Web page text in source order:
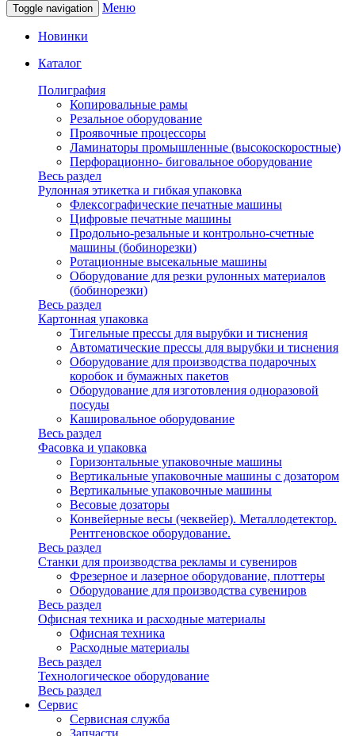
Toggle navigation Меню
Новинки
Каталог
Полиграфия
Копировальные рамы
Резальное оборудование
Проявочные процессоры
Ламинаторы промышленные (высокоскоростные)
Перфорационно- биговальное оборудование
Весь раздел
Рулонная этикетка и гибкая упаковка
Флексографические печатные машины
Цифровые печатные машины
Продольно-резальные и контрольно-счетные
машины (бобинорезки)
Ротационные высекальные машины
Оборудование для резки рулонных материалов
(бобинорезки)
Весь раздел
Картонная упаковка
Тигельные прессы для вырубки и тиснения
Автоматические прессы для вырубки и тиснения
Оборудование для производства подарочных
коробок и бумажных пакетов
Оборудование для изготовления одноразовой
посуды
Кашировальное оборудование
Весь раздел
Фасовка и упаковка
Горизонтальные упаковочные машины
Вертикальные упаковочные машины с дозатором
Вертикальные упаковочные машины
Весовые дозаторы
Конвейерные весы (чеквейер). Металлодетектор.
Рентгеновское оборудование.
Весь раздел
Станки для производства рекламы и сувениров
Фрезерное и лазерное оборудование, плоттеры
Оборудование для производства сувениров
Весь раздел
Офисная техника и расходные материалы
Офисная техника
Расходные материалы
Весь раздел
Технологическое оборудование
Весь раздел
Сервис
Сервисная служба
Запчасти